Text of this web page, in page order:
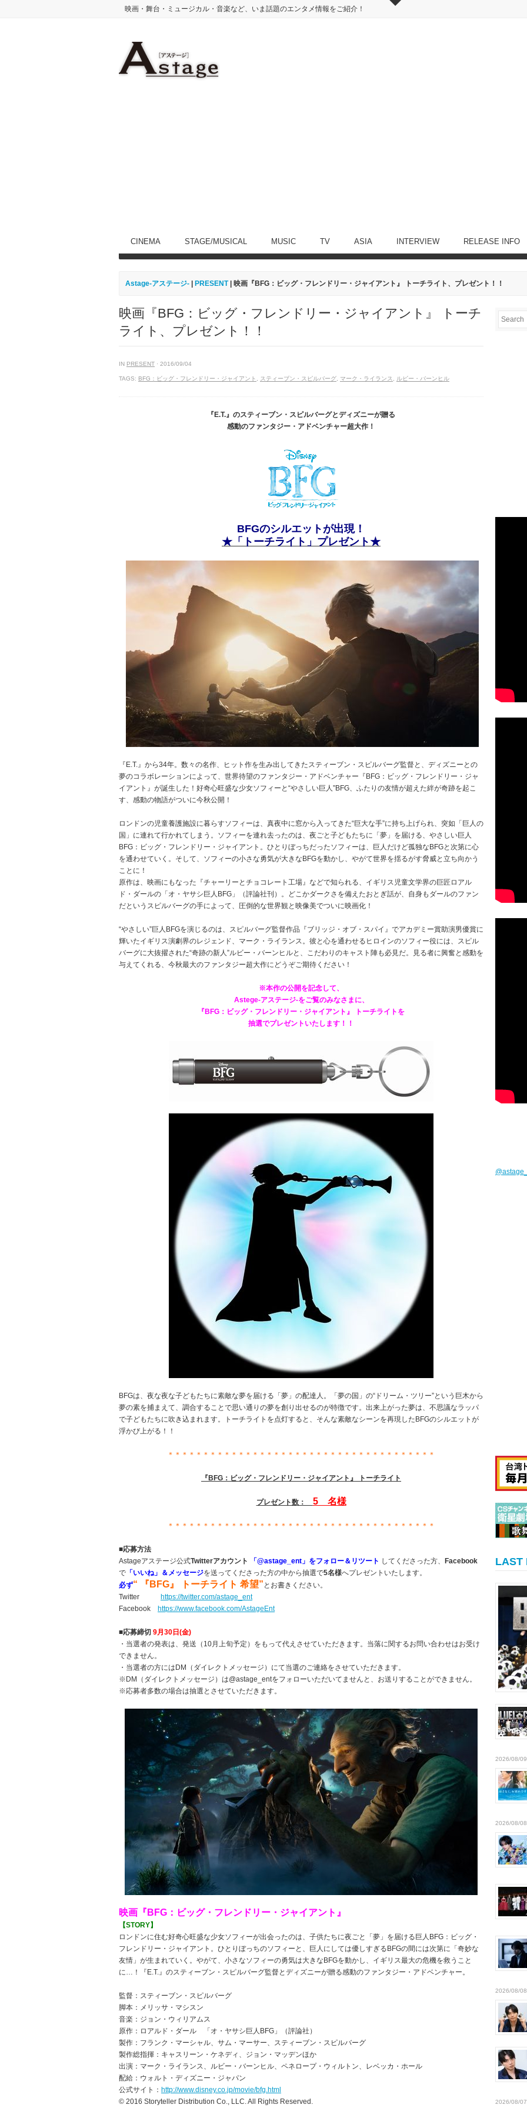
映画・舞台・ミュージカル・音楽など、いま話題のエンタメ情報をご紹介！
CINEMA STAGE/MUSICAL MUSIC TV ASIA INTERVIEW RELEASE INFO
Astage-アステージ- PRESENT| 映画『BFG：ビッグ・フレンドリー・ジャイアント』 トーチライト、プレゼント！！
映画『BFG：ビッグ・フレンドリー・ジャイアント』 トーチ
ライト、プレゼント！！
IN PRESENT · 2016/09/04
TAGS: BFG：ビッグ・フレンドリー・ジャイアント スティーブン・スピルバーグ マーク・ライランス ルビー・バーンヒル
『E.T.』のスティーブン・スピルバーグとディズニーが贈る
感動のファンタジー・アドベンチャー超大作！
BFGのシルエットが出現！
★「トーチライト」プレゼント★
『E.T.』から34年。数々の名作、ヒット作を生み出してきたスティーブン・スピルバーグ監督と、ディズニーとの
夢のコラボレーションによって、世界待望のファンタジー・アドベンチャー『BFG：ビッグ・フレンドリー・ジャ
イアント』が誕生した！好奇心旺盛な少女ソフィーと“やさしい巨人”BFG、ふたりの友情が超えた絆が奇跡を起こ
す、感動の物語がついに今秋公開！
ロンドンの児童養護施設に暮らすソフィーは、真夜中に窓から入ってきた“巨大な手”に持ち上げられ、突如「巨人の
国」に連れて行かれてしまう。ソフィーを連れ去ったのは、夜ごと子どもたちに「夢」を届ける、やさしい巨人
BFG：ビッグ・フレンドリー・ジャイアント。ひとりぼっちだったソフィーは、巨人だけど孤独なBFGと次第に心
を通わせていく。そして、ソフィーの小さな勇気が大きなBFGを動かし、やがて世界を揺るがす脅威と立ち向かう
ことに！
原作は、映画にもなった『チャーリーとチョコレート工場』などで知られる、イギリス児童文学界の巨匠ロアル
ド・ダールの「オ・ヤサシ巨人BFG」（評論社刊）。どこかダークさを備えたおとぎ話が、自身もダールのファン
だというスピルバーグの手によって、圧倒的な世界観と映像美でついに映画化！
“やさしい”巨人BFGを演じるのは、スピルバーグ監督作品『ブリッジ・オブ・スパイ』でアカデミー賞助演男優賞に
輝いたイギリス演劇界のレジェンド、マーク・ライランス。彼と心を通わせるヒロインのソフィー役には、スピル
バーグに大抜擢された“奇跡の新人”ルビー・バーンヒルと、こだわりのキャスト陣も必見だ。見る者に興奮と感動を
与えてくれる、今秋最大のファンタジー超大作にどうぞご期待ください！
※本作の公開を記念して、
Astege-アステージ-をご覧のみなさまに、
『BFG：ビッグ・フレンドリー・ジャイアント』
トーチライト を
抽選でプレゼントいたします！！
BFGは、夜な夜な子どもたちに素敵な夢を届ける「夢」の配達人。「夢の国」の“ドリーム・ツリー”という巨木から
夢の素を捕まえて、調合することで思い通りの夢を創り出せるのが特徴です。出来上がった夢は、不思議なラッパ
で子どもたちに吹き込まれます。トーチライトを点灯すると、そんな素敵なシーンを再現したBFGのシルエットが
浮かび上がる！！
＊＊＊＊＊＊＊＊＊＊＊＊＊＊＊＊＊＊＊＊＊＊＊＊＊＊＊＊＊＊＊＊＊＊＊＊＊＊
『BFG：ビッグ・フレンドリー・ジャイアント』 トーチライト
プレゼント数： 5名様
＊＊＊＊＊＊＊＊＊＊＊＊＊＊＊＊＊＊＊＊＊＊＊＊＊＊＊＊＊＊＊＊＊＊＊＊＊＊
■応募方法
Astageアステージ公式Twitterアカウント 「@astage_ent」をフォロー＆リツート してくださった方、
Facebook
で 「いいね」＆メッセージを送ってくださった方の中から抽選で5名様へプレゼントいたします。
必ず“ 『BFG』 トーチライト 希望” とお書きください。
Twitter https://twitter.com/astage_ent
Facebook https://www.facebook.com/AstageEnt
■応募締切 9月30日(金)
・当選者の発表は、発送（10月上旬予定）をもって代えさせていただきます。当落に関するお問い合わせはお受け
できません。
・当選者の方にはDM（ダイレクトメッセージ）にて当選のご連絡をさせていただきます。
※DM（ダイレクトメッセージ）は@astage_entをフォローいただいてませんと、お送りすることができません。
※応募者多数の場合は抽選とさせていただきます。
映画『BFG：ビッグ・フレンドリー・ジャイアント』
【STORY】
ロンドンに住む好奇心旺盛な少女ソフィーが出会ったのは、子供たちに夜ごと「夢」を届ける巨人BFG：ビッグ・
フレンドリー・ジャイアント。ひとりぼっちのソフィーと、巨人にしては優しすぎるBFGの間には次第に「奇妙な
友情」が生まれていく。やがて、小さなソフィーの勇気は大きなBFGを動かし、イギリス最大の危機を救うこと
に…！『E.T.』のスティーブン・スピルバーグ監督とディズニーが贈る感動のファンタジー・アドベンチャー。
監督：スティーブン・スピルバーグ
脚本：メリッサ・マシスン
音楽：ジョン・ウィリアムス
原作：ロアルド・ダール 「オ・ヤサシ巨人BFG」（評論社）
製作：フランク・マーシャル、サム・マーサー、スティーブン・スピルバーグ
製作総指揮：キャスリーン・ケネディ、ジョン・マッデンほか
出演：マーク・ライランス、ルビー・バーンヒル、ペネロープ・ウィルトン、レベッカ・ホール
配給：ウォルト・ディズニー・ジャパン
公式サイト： http://www.disney.co.jp/movie/bfg.html
© 2016 Storyteller Distribution Co., LLC. All Rights Reserved.
LAST
2026/08/09
2026/08/08
2026/08/08
2026/08/07